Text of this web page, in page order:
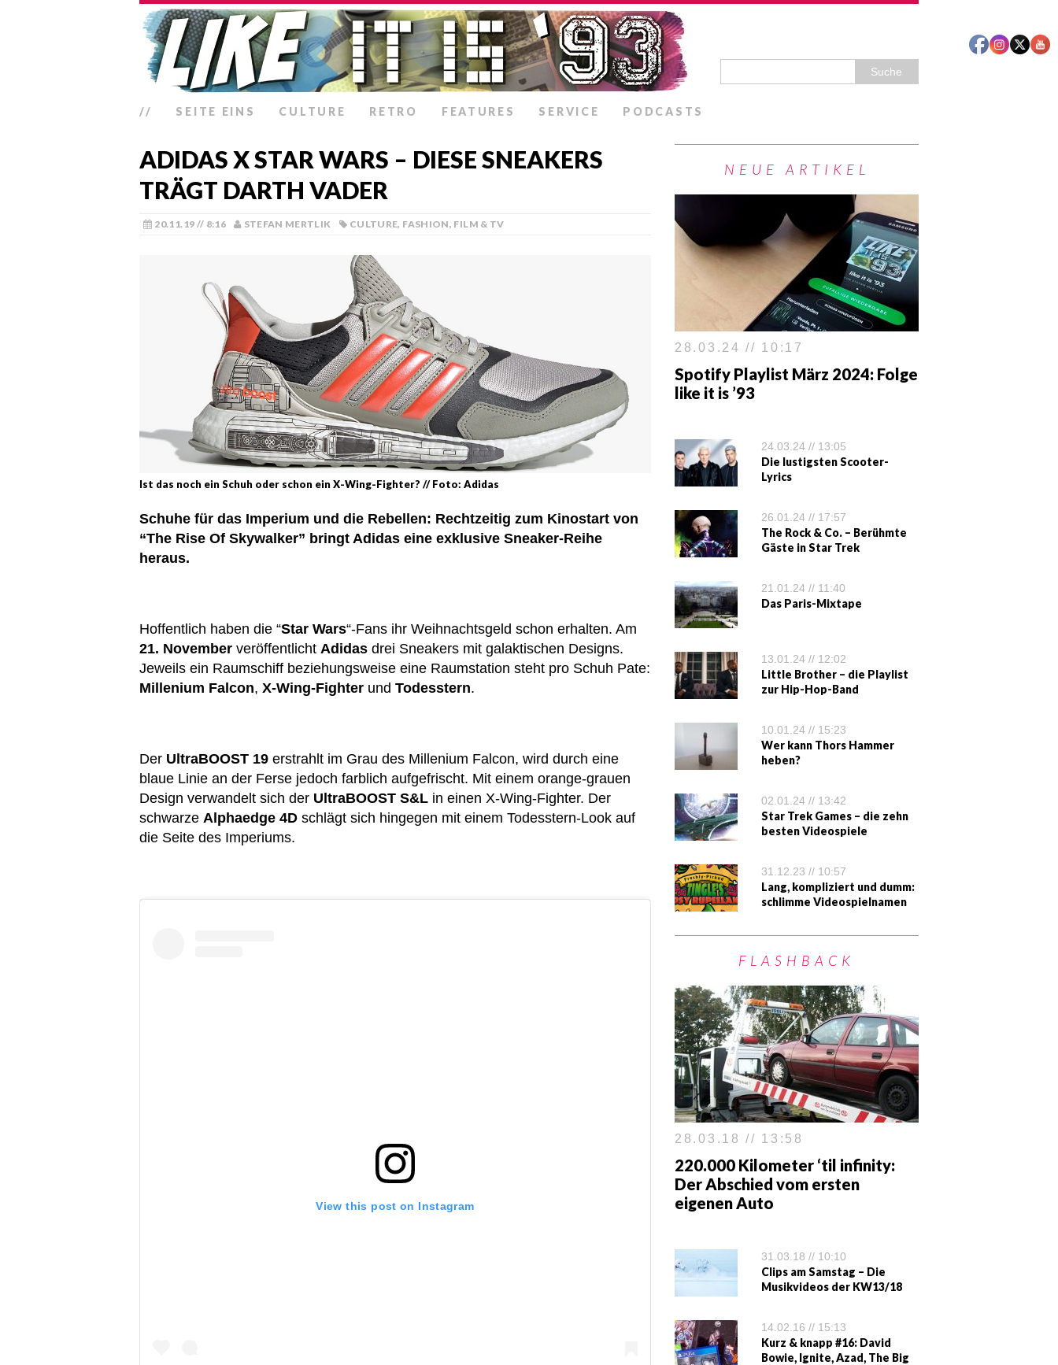
// SEITE EINS CULTURE RETRO FEATURES SERVICE PODCASTS
ADIDAS X STAR WARS – DIESE SNEAKERS
TRÄGT DARTH VADER
20.11.19 // 8:16 STEFAN MERTLIK CULTURE, FASHION, FILM & TV
Ist das noch ein Schuh oder schon ein X-Wing-Fighter? // Foto: Adidas
Schuhe für das Imperium und die Rebellen: Rechtzeitig zum Kinostart von
“The Rise Of Skywalker” bringt Adidas eine exklusive Sneaker-Reihe
heraus.
Hoffentlich haben die “Star Wars“-Fans ihr Weihnachtsgeld schon erhalten. Am
21. November veröffentlicht Adidas drei Sneakers mit galaktischen Designs.
Jeweils ein Raumschiff beziehungsweise eine Raumstation steht pro Schuh Pate:
Millenium Falcon, X-Wing-Fighter und Todesstern.
Der UltraBOOST 19 erstrahlt im Grau des Millenium Falcon, wird durch eine
blaue Linie an der Ferse jedoch farblich aufgefrischt. Mit einem orange-grauen
Design verwandelt sich der UltraBOOST S&L in einen X-Wing-Fighter. Der
schwarze Alphaedge 4D schlägt sich hingegen mit einem Todesstern-Look auf
die Seite des Imperiums.
View this post on Instagram
NEUE ARTIKEL
28.03.24 // 10:17
Spotify Playlist März 2024: Folge
like it is ’93
24.03.24 // 13:05
Die lustigsten Scooter-
Lyrics
26.01.24 // 17:57
The Rock & Co. – Berühmte
Gäste in Star Trek
21.01.24 // 11:40
Das Paris-Mixtape
13.01.24 // 12:02
Little Brother – die Playlist
zur Hip-Hop-Band
10.01.24 // 15:23
Wer kann Thors Hammer
heben?
02.01.24 // 13:42
Star Trek Games – die zehn
besten Videospiele
31.12.23 // 10:57
Lang, kompliziert und dumm:
schlimme Videospielnamen
FLASHBACK
28.03.18 // 13:58
220.000 Kilometer ‘til infinity:
Der Abschied vom ersten
eigenen Auto
31.03.18 // 10:10
Clips am Samstag – Die
Musikvideos der KW13/18
14.02.16 // 15:13
Kurz & knapp #16: David
Bowie, Ignite, Azad, The Big